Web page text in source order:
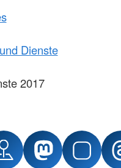
Dienste
2017